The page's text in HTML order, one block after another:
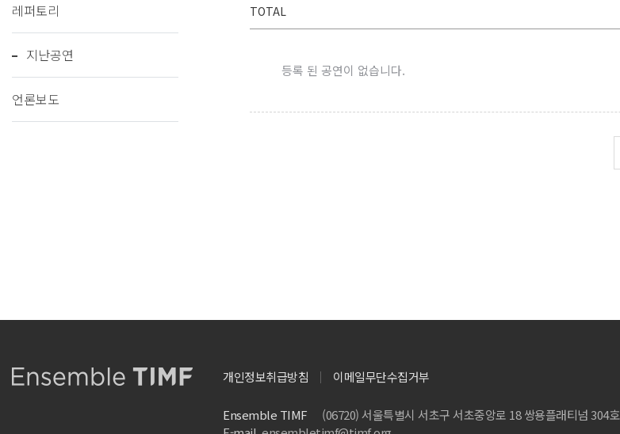
레퍼토리
지난공연
언론보도
TOTAL
등록 된 공연이 없습니다.
개인정보취급방침 이메일무단수집거부
Ensemble TIMF (06720) 서울특별시 서초구 서초중앙로 18 쌍용플래티넘 304호